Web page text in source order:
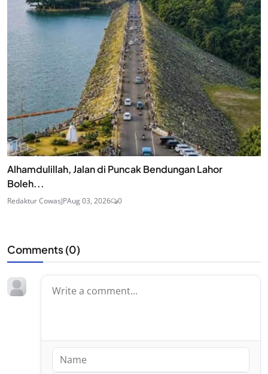
Alhamdulillah, Jalan di Puncak Bendungan Lahor
Boleh...
Redaktur CowasJPAug 03, 2026 0
Comments (0)